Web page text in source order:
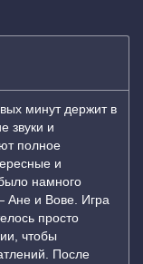
минут держит в
звуки и
полное
и
намного
Ане и Вове. Игра
просто
чтобы
После